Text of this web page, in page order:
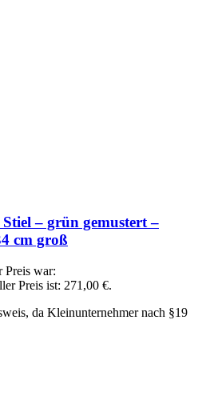
– grün gemustert –
cm groß
Preis war:
Preis ist: 271,00 €.
da Kleinunternehmer nach §19